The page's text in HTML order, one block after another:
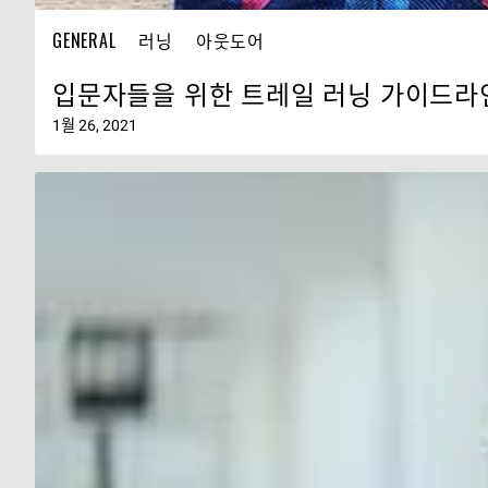
GENERAL 러닝 아웃도어
입문자들을 위한 트레일 러닝 가이드라
1월 26, 2021